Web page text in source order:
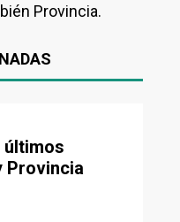
Provincia.
últimos
Provincia